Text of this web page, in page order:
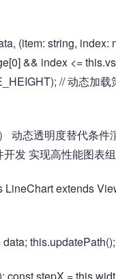
(item: string,
&& index <=
// 动态加
动态透明度替代条
开发 实现高性能图表
extends